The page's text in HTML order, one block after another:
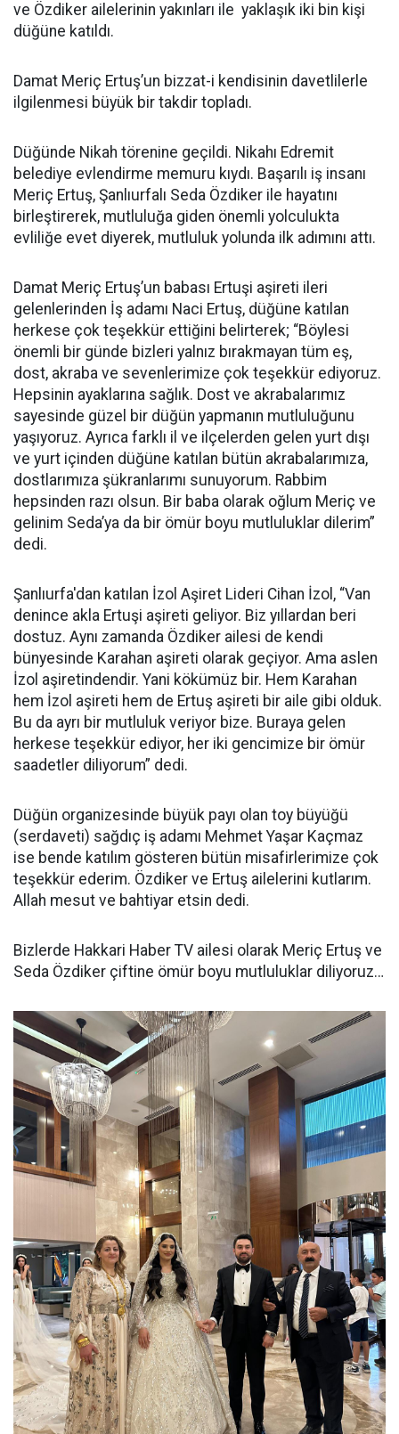
ve Özdiker ailelerinin yakınları ile yaklaşık iki bin kişi
düğüne katıldı.
Damat Meriç Ertuş’un bizzat-i kendisinin davetlilerle
ilgilenmesi büyük bir takdir topladı.
Düğünde Nikah törenine geçildi. Nikahı Edremit
belediye evlendirme memuru kıydı. Başarılı iş insanı
Meriç Ertuş, Şanlıurfalı Seda Özdiker ile hayatını
birleştirerek, mutluluğa giden önemli yolculukta
evliliğe evet diyerek, mutluluk yolunda ilk adımını attı.
Damat Meriç Ertuş’un babası Ertuşi aşireti ileri
gelenlerinden İş adamı Naci Ertuş, düğüne katılan
herkese çok teşekkür ettiğini belirterek; “Böylesi
önemli bir günde bizleri yalnız bırakmayan tüm eş,
dost, akraba ve sevenlerimize çok teşekkür ediyoruz.
Hepsinin ayaklarına sağlık. Dost ve akrabalarımız
sayesinde güzel bir düğün yapmanın mutluluğunu
yaşıyoruz. Ayrıca farklı il ve ilçelerden gelen yurt dışı
ve yurt içinden düğüne katılan bütün akrabalarımıza,
dostlarımıza şükranlarımı sunuyorum. Rabbim
hepsinden razı olsun. Bir baba olarak oğlum Meriç ve
gelinim Seda’ya da bir ömür boyu mutluluklar dilerim”
dedi.
Şanlıurfa'dan katılan İzol Aşiret Lideri Cihan İzol, “Van
denince akla Ertuşi aşireti geliyor. Biz yıllardan beri
dostuz. Aynı zamanda Özdiker ailesi de kendi
bünyesinde Karahan aşireti olarak geçiyor. Ama aslen
İzol aşiretindendir. Yani kökümüz bir. Hem Karahan
hem İzol aşireti hem de Ertuş aşireti bir aile gibi olduk.
Bu da ayrı bir mutluluk veriyor bize. Buraya gelen
herkese teşekkür ediyor, her iki gencimize bir ömür
saadetler diliyorum” dedi.
Düğün organizesinde büyük payı olan toy büyüğü
(serdaveti) sağdıç iş adamı Mehmet Yaşar Kaçmaz
ise bende katılım gösteren bütün misafirlerimize çok
teşekkür ederim. Özdiker ve Ertuş ailelerini kutlarım.
Allah mesut ve bahtiyar etsin dedi.
Bizlerde Hakkari Haber TV ailesi olarak Meriç Ertuş ve
Seda Özdiker çiftine ömür boyu mutluluklar diliyoruz…